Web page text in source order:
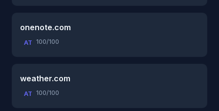
onenote.com
AT 100/100
weather.com
AT 100/100